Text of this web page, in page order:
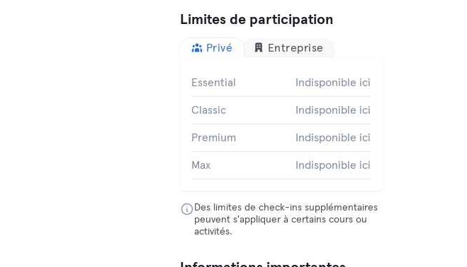
Limites de participation
Privé Entreprise
Essential Indisponible ici
Classic Indisponible ici
Premium Indisponible ici
Max Indisponible ici
Des limites de check-ins supplémentaires
peuvent s'appliquer à certains cours ou
activités.